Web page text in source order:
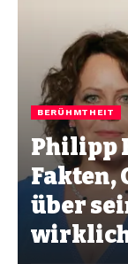
BERÜHMTHEIT
Philipp
Fakten,
über